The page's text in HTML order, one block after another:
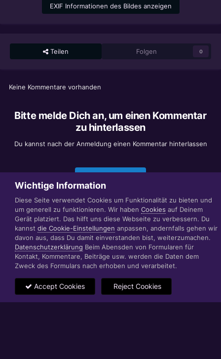
EXIF Informationen des Bildes anzeigen
Teilen Folgen 0
Keine Kommentare vorhanden
Bitte melde Dich an, um einen Kommentar
zu hinterlassen
Du kannst nach der Anmeldung einen Kommentar hinterlassen
Datenschutzerklärung Impressum
© 1999 - 2022 RÄBIGER IT|WEB|VIDEO|CONSULTING
www.raebiger.pro
Powered by Invision Community
Wichtige Information
Diese Seite verwendet Cookies um Funktionalität zu bieten und
um generell zu funktionieren. Wir haben Cookies auf Deinem
Gerät platziert. Das hilft uns diese Webseite zu verbessern. Du
kannst die Cookie-Einstellungen anpassen, andernfalls gehen wir
davon aus, dass Du damit einverstanden bist, weiterzumachen.
Datenschutzerklärung Beim Abensden von Formularen für
Kontakt, Kommentare, Beiträge usw. werden die Daten dem
Zweck des Formulars nach erhoben und verarbeitet.
Accept Cookies Reject Cookies